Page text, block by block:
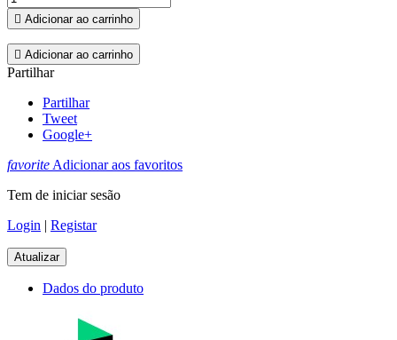
 Adicionar ao carrinho
 Adicionar ao carrinho
Partilhar
Partilhar
Tweet
Google+
favoriteAdicionar aos favoritos
Tem de iniciar sesão
Login | Registar
Dados do produto